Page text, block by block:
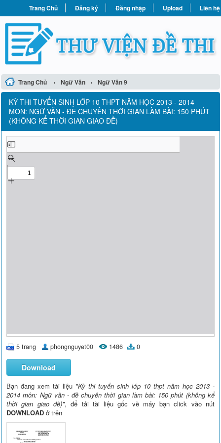
Trang Chủ Đăng ký Đăng nhập Upload Liên hệ
Trang Chủ › Ngữ Văn › Ngữ Văn 9
KỲ THI TUYỂN SINH LỚP 10 THPT NĂM HỌC 2013 - 2014
MÔN: NGỮ VĂN - ĐỀ CHUYÊN THỜI GIAN LÀM BÀI: 150 PHÚT
(KHÔNG KỂ THỜI GIAN GIAO ĐỀ)
5 trang phongnguyet00 1486 0
Download
Bạn đang xem tài liệu "Kỳ thi tuyển sinh lớp 10 thpt năm học 2013 -
2014 môn: Ngữ văn - đề chuyên thời gian làm bài: 150 phút (không kể
thời gian giao đề)", để tải tài liệu gốc về máy bạn click vào nút
DOWNLOAD ở trên